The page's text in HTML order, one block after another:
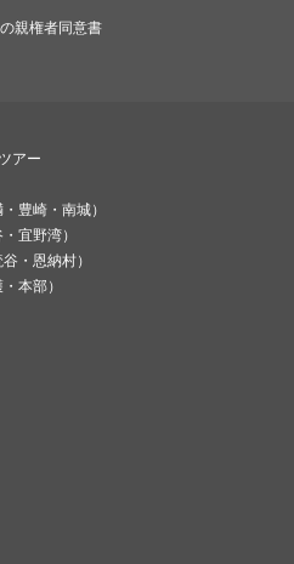
親権者同意書
アー
豊崎・南城）
宜野湾）
・恩納村）
本部）